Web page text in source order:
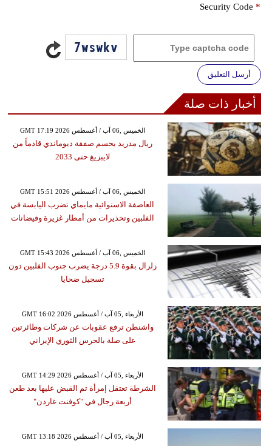
Security Code *
أرسل التعليق
أخبار ذات صلة
GMT 17:19 2026 الخميس ,06 آب / أغسطس
ريال مدريد يحسم صفقة ديوماندي قادماً من
لايبزيغ حتى 2033
GMT 15:51 2026 الخميس ,06 آب / أغسطس
العاصفة الاستوائية مايماي تضرب اليابسة في
الفلبين وتحذيرات من أمطار غزيرة وفيضانات
GMT 15:43 2026 الخميس ,06 آب / أغسطس
زلزال بقوة 5.9 درجة يضرب جنوب الفلبين دون
تسجيل ضحايا
GMT 16:02 2026 الأربعاء ,05 آب / أغسطس
واشنطن ترفع عقوبات عن شركات وطائرتين
على صلة بالحرس الثوري الإيراني
GMT 14:29 2026 الأربعاء ,05 آب / أغسطس
الشرطة تعتقل إمرأة تم القبض عليها بعد طعن
أربعة رجال في "كوفنت غاردن"
GMT 13:18 2026 الأربعاء ,05 آب / أغسطس